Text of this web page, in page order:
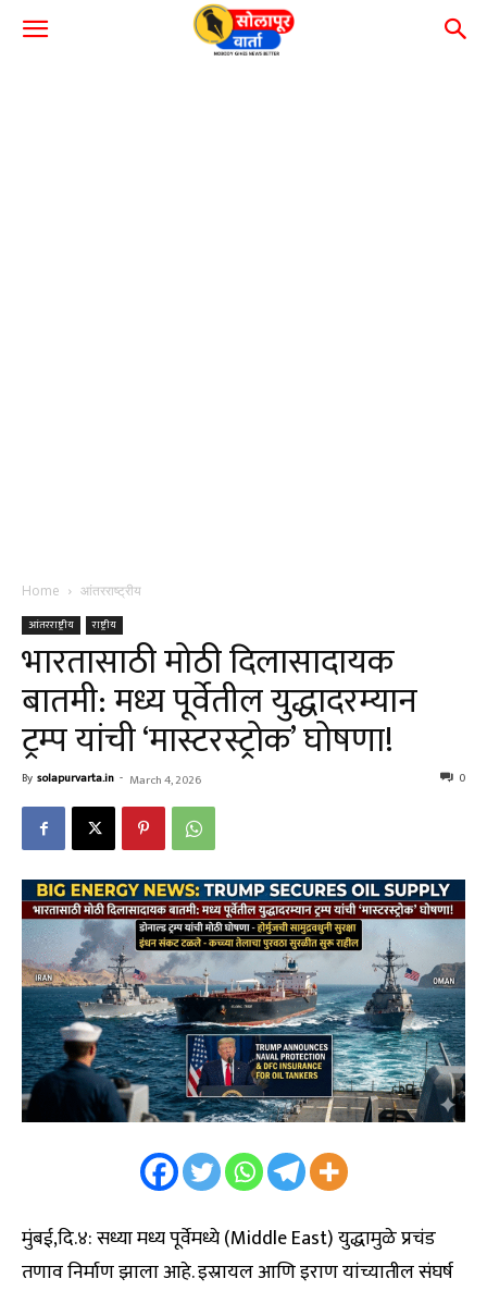
Home आंतरराष्ट्रीय
आंतरराष्ट्रीय राष्ट्रीय
भारतासाठी मोठी दिलासादायक
बातमी: मध्य पूर्वेतील युद्धादरम्यान
ट्रम्प यांची ‘मास्टरस्ट्रोक’ घोषणा!
By solapurvarta.in - March 4, 2026 0
मुंबई,दि.४: सध्या मध्य पूर्वेमध्ये (Middle East) युद्धामुळे प्रचंड
तणाव निर्माण झाला आहे. इस्रायल आणि इराण यांच्यातील संघर्ष